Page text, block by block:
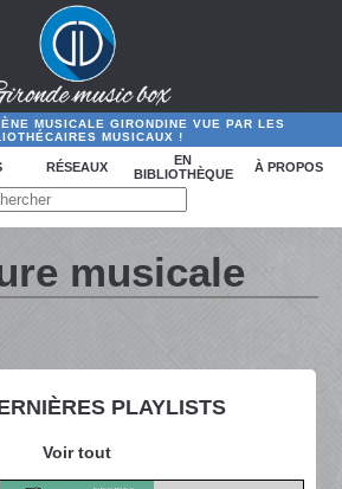
MUSICALE GIRONDINE VUE PAR LES
MUSICAUX !
RÉSEAUX
EN
BIBLIOTHÈQUE
À PROPOS
PLAYLISTS
Voir tout
musicale